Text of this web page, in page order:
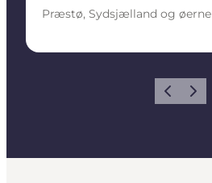
Præstø, Sydsjælland og øerne
ForrigeNæste